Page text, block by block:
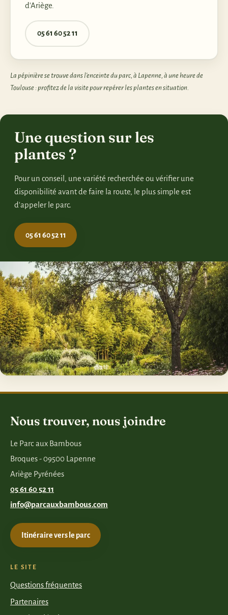
d'Ariège.
05 61 60 52 11
La pépinière se trouve dans l'enceinte du parc, à Lapenne, à une heure de
Toulouse : profitez de la visite pour repérer les plantes en situation.
Une question sur les
plantes ?
Pour un conseil, une variété recherchée ou vérifier une
disponibilité avant de faire la route, le plus simple est
d'appeler le parc.
05 61 60 52 11
Nous trouver, nous joindre
Le Parc aux Bambous
Broques - 09500 Lapenne
Ariège Pyrénées
05 61 60 52 11
info@parcauxbambous.com
Itinéraire vers le parc
LE SITE
Questions fréquentes
Partenaires